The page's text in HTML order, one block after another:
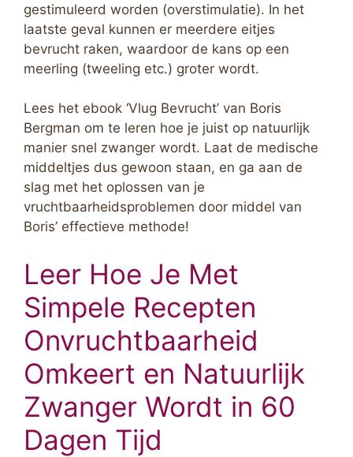
gestimuleerd worden (overstimulatie). In het
laatste geval kunnen er meerdere eitjes
bevrucht raken, waardoor de kans op een
meerling (tweeling etc.) groter wordt.
Lees het ebook ‘Vlug Bevrucht’ van Boris
Bergman om te leren hoe je juist op natuurlijk
manier snel zwanger wordt. Laat de medische
middeltjes dus gewoon staan, en ga aan de
slag met het oplossen van je
vruchtbaarheidsproblemen door middel van
Boris’ effectieve methode!
Leer Hoe Je Met
Simpele Recepten
Onvruchtbaarheid
Omkeert en Natuurlijk
Zwanger Wordt in 60
Dagen Tijd